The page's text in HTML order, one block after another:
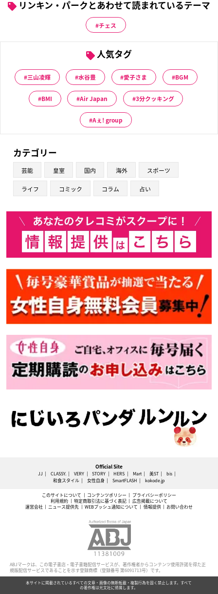
リンキン・パークとあわせて読まれているテーマ
チェス
人気タグ
三山凌輝 水谷豊 愛子さま BGM
BMI Air Japan 3分クッキング
Aぇ! group
カテゴリー
芸能 皇室 国内 海外 スポーツ
ライフ コミック コラム 占い
Official Site
JJ CLASSY. VERY STORY HERS Mart 美ST
bis
和食スタイル
女性自身 SmartFLASH kokode.jp
このサイトについて コンテンツポリシー
プライバシーポリシー
利用規約
特定商取引法に基づく表記
広告掲載について
運営会社
ニュース提供先 WEBプッシュ通知について 情報提供 お問い合わせ
ABJマークは、この電子書店・電子書籍配信サービスが、著作権者からコンテンツ使用許諾を得た正
規版配信サービスであることを示す登録商標（登録番号 第6091713号）です。
本サイトに掲載されているすべての文章・画像の無断転載・複製行為を固く禁止します。すべて
の著作権は光文社に帰属します。